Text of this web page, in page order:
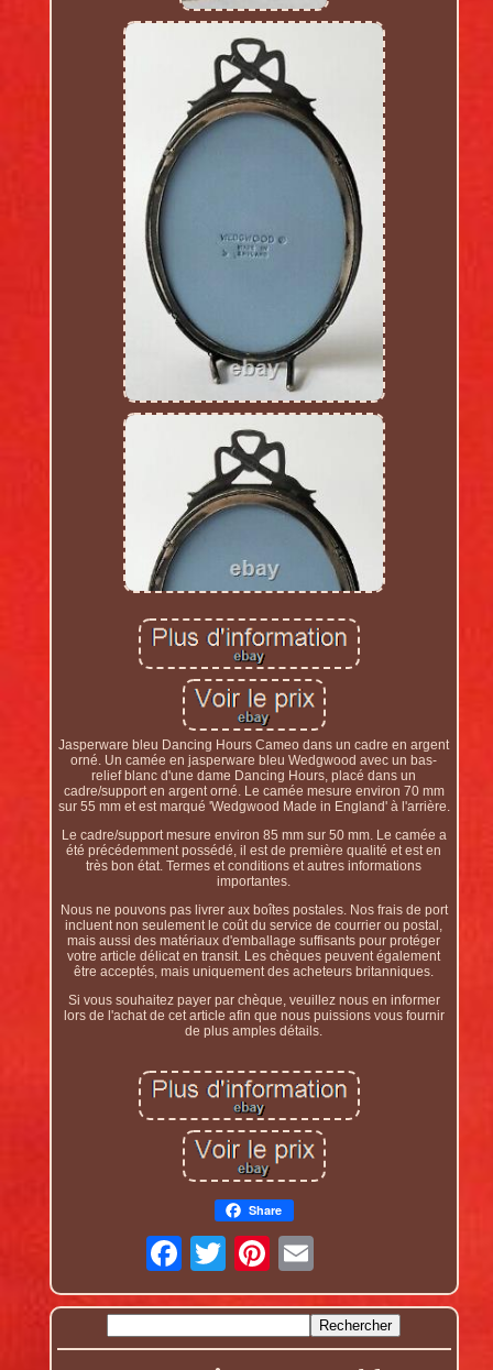
Jasperware bleu Dancing Hours Cameo dans un cadre en argent
orné. Un camée en jasperware bleu Wedgwood avec un bas-
relief blanc d'une dame Dancing Hours, placé dans un
cadre/support en argent orné. Le camée mesure environ 70 mm
sur 55 mm et est marqué 'Wedgwood Made in England' à l'arrière.
Le cadre/support mesure environ 85 mm sur 50 mm. Le camée a
été précédemment possédé, il est de première qualité et est en
très bon état. Termes et conditions et autres informations
importantes.
Nous ne pouvons pas livrer aux boîtes postales. Nos frais de port
incluent non seulement le coût du service de courrier ou postal,
mais aussi des matériaux d'emballage suffisants pour protéger
votre article délicat en transit. Les chèques peuvent également
être acceptés, mais uniquement des acheteurs britanniques.
Si vous souhaitez payer par chèque, veuillez nous en informer
lors de l'achat de cet article afin que nous puissions vous fournir
de plus amples détails.
Share